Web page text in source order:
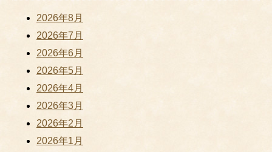
2026年8月
2026年7月
2026年6月
2026年5月
2026年4月
2026年3月
2026年2月
2026年1月